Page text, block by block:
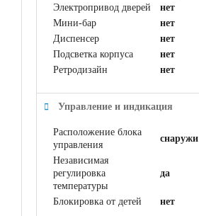
Электропривод дверей
нет
Мини-бар
нет
Диспенсер
нет
Подсветка корпуса
нет
Ретродизайн
нет
Управление и индикация
Расположение блока
управления
снаружи
Независимая
регулировка
температуры
да
Блокировка от детей нет